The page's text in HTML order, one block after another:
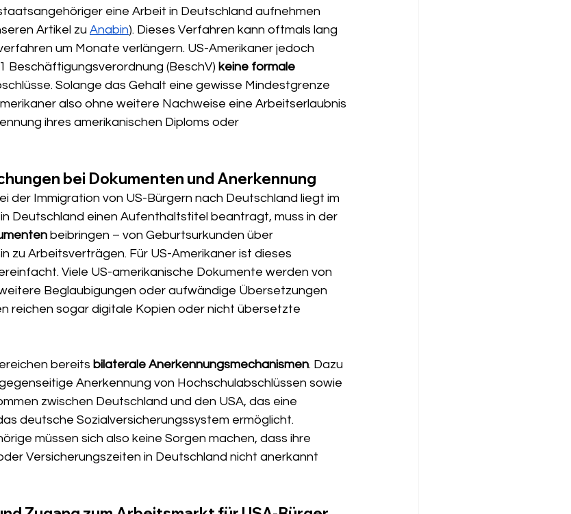
eine Arbeit in Deutschland aufnehmen
Artikel zu Anabin). Dieses Verfahren kann oftmals lang
um Monate verlängern. US-Amerikaner jedoch
Beschäftigungsverordnung (BeschV) keine formale
Solange das Gehalt eine gewisse Mindestgrenze
also ohne weitere Nachweise eine Arbeitserlaubnis
ihres amerikanischen Diploms oder
bei Dokumenten und Anerkennung
der Immigration von US-Bürgern nach Deutschland liegt im
Deutschland einen Aufenthaltstitel beantragt, muss in der
beibringen – von Geburtsurkunden über
zu Arbeitsverträgen. Für US-Amerikaner ist dieses
Viele US-amerikanische Dokumente werden von
Beglaubigungen oder aufwändige Übersetzungen
reichen sogar digitale Kopien oder nicht übersetzte
bereits bilaterale Anerkennungsmechanismen. Dazu
Anerkennung von Hochschulabschlüssen sowie
zwischen Deutschland und den USA, das eine
deutsche Sozialversicherungssystem ermöglicht.
müssen sich also keine Sorgen machen, dass ihre
Versicherungszeiten in Deutschland nicht anerkannt